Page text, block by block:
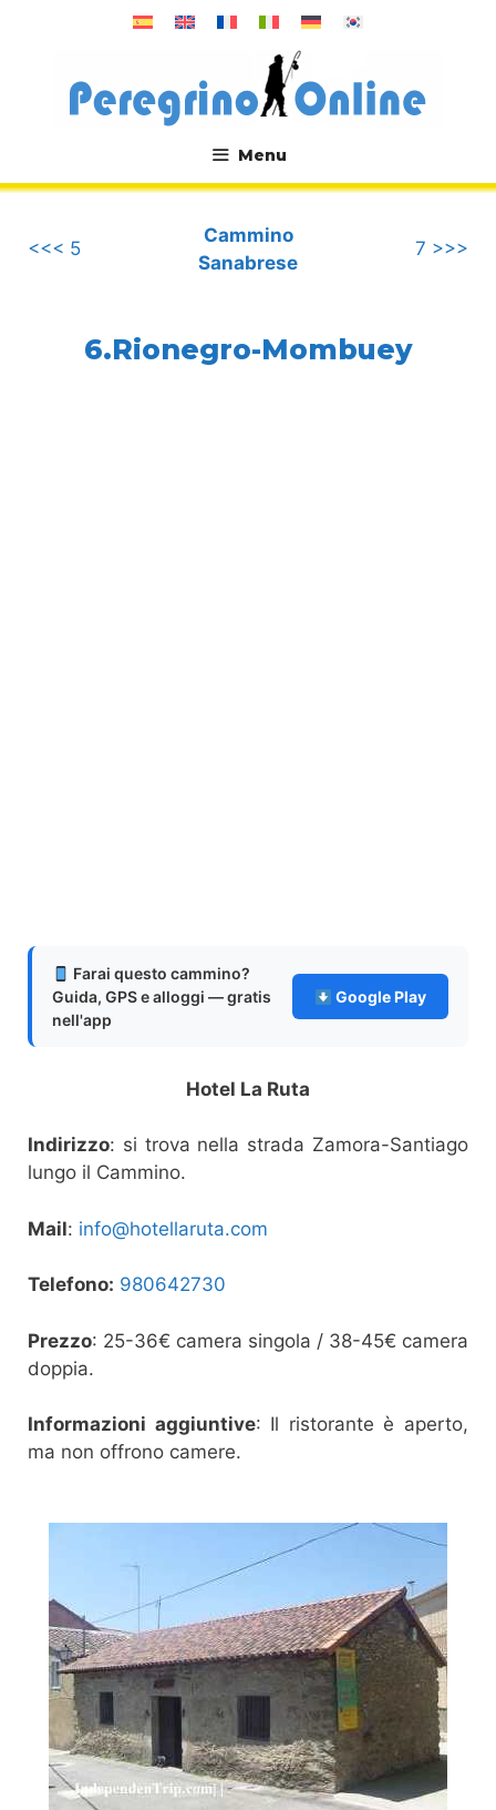
Menu
.
<<< 5
Cammino
Sanabrese
7 >>>
6.Rionegro-Mombuey
Farai questo cammino?
Guida, GPS e alloggi — gratis
nell'app
Google Play
Hotel La Ruta
Indirizzo: si trova nella strada Zamora-Santiago
lungo il Cammino.
Mail: info@hotellaruta.com
Telefono: 980642730
Prezzo: 25-36€ camera singola / 38-45€ camera
doppia.
Informazioni aggiuntive: Il ristorante è aperto,
ma non offrono camere.